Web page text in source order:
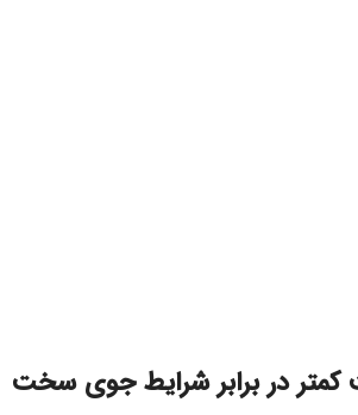
کمتر در برابر شرایط جوی سخت